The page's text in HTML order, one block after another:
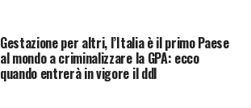
Gestazione per altri, l’Italia è il primo Paese
al mondo a criminalizzare la GPA: ecco
quando entrerà in vigore il ddl